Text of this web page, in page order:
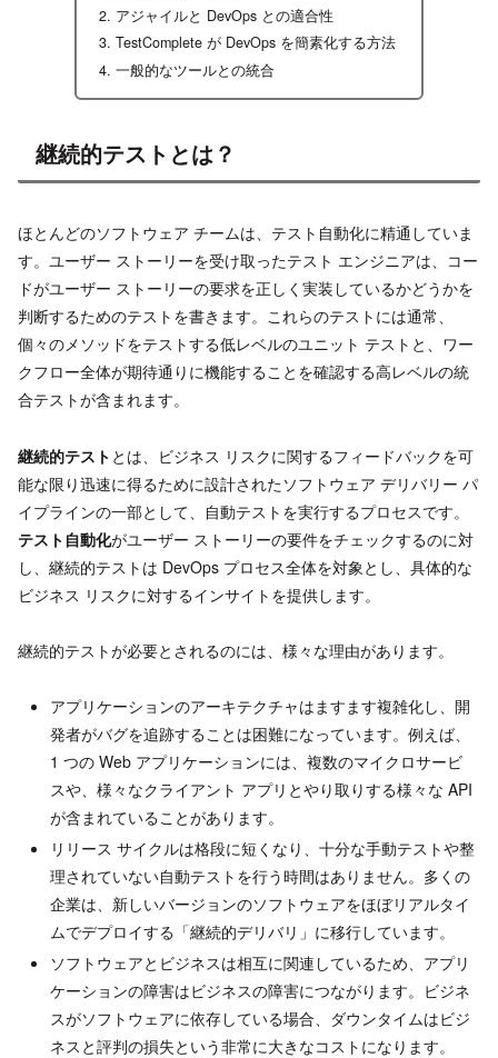
アジャイルと DevOps との適合性
TestComplete が DevOps を簡素化する方法
一般的なツールとの統合
継続的テストとは？
ほとんどのソフトウェア チームは、テスト自動化に精通していま
す。ユーザー ストーリーを受け取ったテスト エンジニアは、コー
ドがユーザー ストーリーの要求を正しく実装しているかどうかを
判断するためのテストを書きます。これらのテストには通常、
個々のメソッドをテストする低レベルのユニット テストと、ワー
クフロー全体が期待通りに機能することを確認する高レベルの統
合テストが含まれます。
継続的テスト とは、ビジネス リスクに関するフィードバックを可
能な限り迅速に得るために設計されたソフトウェア デリバリー パ
イプラインの一部として、自動テストを実行するプロセスです。
テスト自動化がユーザー ストーリーの要件をチェックするのに対
し、継続的テストは DevOps プロセス全体を対象とし、具体的な
ビジネス リスクに対するインサイトを提供します。
継続的テストが必要とされるのには、様々な理由があります。
アプリケーションのアーキテクチャはますます複雑化し、開
発者がバグを追跡することは困難になっています。例えば、
1 つの Web アプリケーションには、複数のマイクロサービ
スや、様々なクライアント アプリとやり取りする様々な API
が含まれていることがあります。
リリース サイクルは格段に短くなり、十分な手動テストや整
理されていない自動テストを行う時間はありません。多くの
企業は、新しいバージョンのソフトウェアをほぼリアルタイ
ムでデプロイする「継続的デリバリ」に移行しています。
ソフトウェアとビジネスは相互に関連しているため、アプリ
ケーションの障害はビジネスの障害につながります。ビジネ
スがソフトウェアに依存している場合、ダウンタイムはビジ
ネスと評判の損失という非常に大きなコストになります。